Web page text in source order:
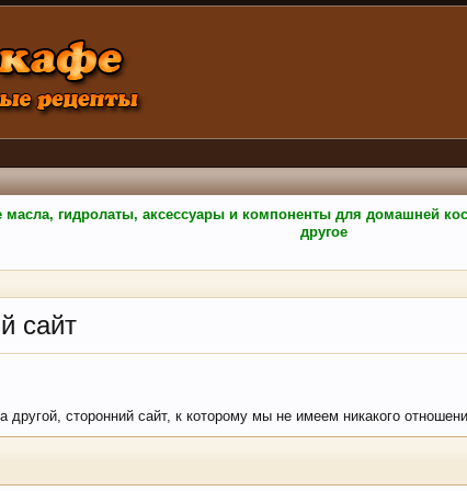
гидролаты, аксессуары и компоненты для домашней
другое
сайт
другой, сторонний сайт, к которому мы не имеем никакого